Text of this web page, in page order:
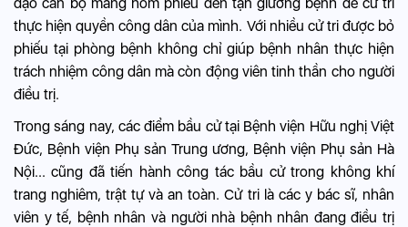
thực hiện quyền công dân của mình. Với nhiều cử tri được bỏ
phiếu tại phòng bệnh không chỉ giúp bệnh nhân thực hiện
trách nhiệm công dân mà còn động viên tinh thần cho người
điều trị.
Trong sáng nay, các điểm bầu cử tại Bệnh viện Hữu nghị Việt
Đức, Bệnh viện Phụ sản Trung ương, Bệnh viện Phụ sản Hà
Nội... cũng đã tiến hành công tác bầu cử trong không khí
trang nghiêm, trật tự và an toàn. Cử tri là các y bác sĩ, nhân
viên y tế, bệnh nhân và người nhà bệnh nhân đang điều trị